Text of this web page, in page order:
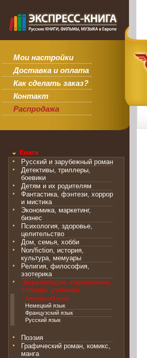
Мои настройки
Доставка и оплата
Как сделать заказ?
Контакт
Распродажа
Книги
Русский и зарубежный роман
Детективы, триллеры,
боевики
Детям и их родителям
Фантастика, фэнтези, хоррор
и мистика
Экономика, маркетинг,
бизнес
Психология, здоровье,
целительство
Дом, семья, хобби
Non/fiction, история,
культура, мемуары
Религия, философия,
эзотерика
Энциклопедии, справочники,
словари, учебники
Английский язык
Немецкий язык
Французский язык
Русский язык
Поэзия
Графический роман, комикс,
манга